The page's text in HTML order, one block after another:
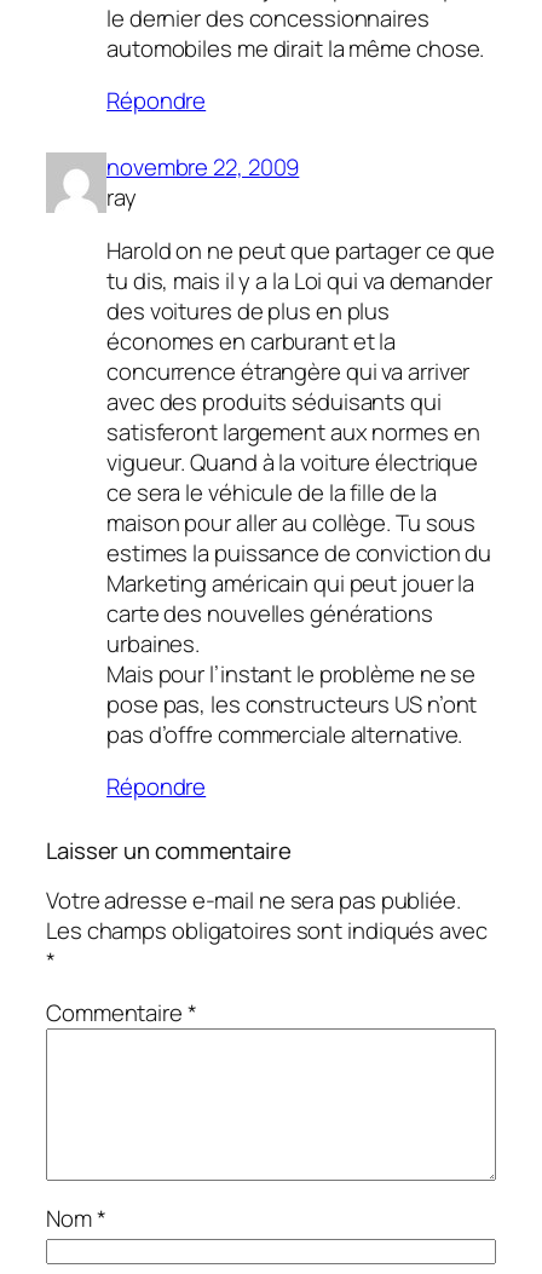
le dernier des concessionnaires
automobiles me dirait la même chose.
Répondre
novembre 22, 2009
ray
Harold on ne peut que partager ce que
tu dis, mais il y a la Loi qui va demander
des voitures de plus en plus
économes en carburant et la
concurrence étrangère qui va arriver
avec des produits séduisants qui
satisferont largement aux normes en
vigueur. Quand à la voiture électrique
ce sera le véhicule de la fille de la
maison pour aller au collège. Tu sous
estimes la puissance de conviction du
Marketing américain qui peut jouer la
carte des nouvelles générations
urbaines.
Mais pour l’instant le problème ne se
pose pas, les constructeurs US n’ont
pas d’offre commerciale alternative.
Répondre
Laisser un commentaire
Votre adresse e-mail ne sera pas publiée.
Les champs obligatoires sont indiqués avec
*
Commentaire*
Nom*